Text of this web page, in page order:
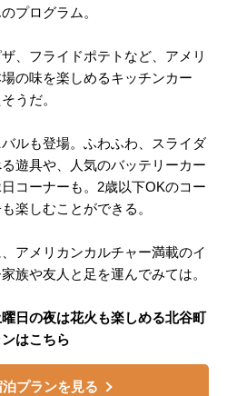
プログラム。
、フライドポテトなど、アメリ
の味を楽しめるキッチンカー
うだ。
ルも登場。ふわふわ、スライダ
遊具や、人気のバッテリーカー
コーナーも。2歳以下OKのコー
楽しむことができる。
アメリカンカルチャー満載のイ
族や友人と足を運んでみては。
日の夜は花火も楽しめる北谷町
はこちら
プランを見る